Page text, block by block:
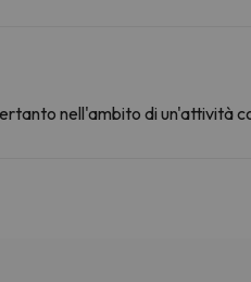
nell'ambito di un'attività